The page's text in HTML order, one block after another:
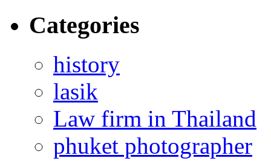
Categories
history
lasik
Law firm in Thailand
phuket photographer